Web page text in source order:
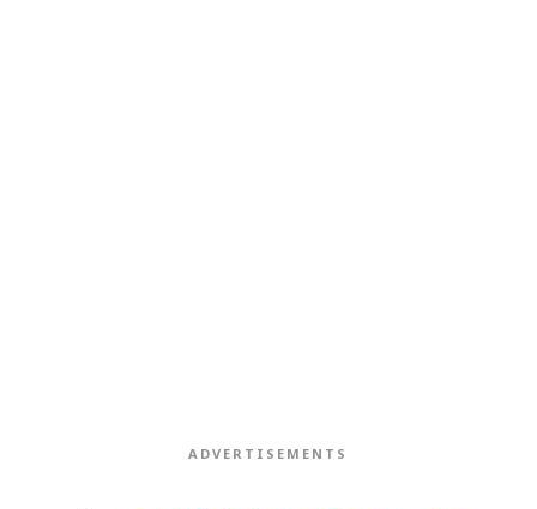
ADVERTISEMENTS